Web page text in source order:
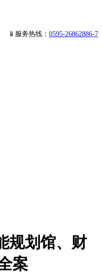
📱服务热线： 0595-26862886-7
规划馆、财
案